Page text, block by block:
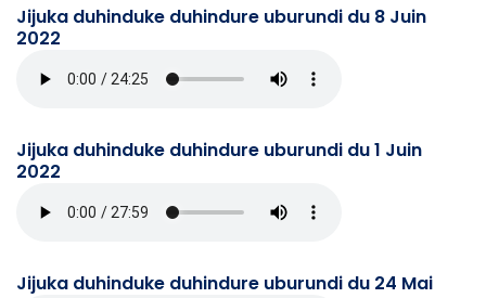
Jijuka duhinduke duhindure uburundi du 8 Juin
2022
Jijuka duhinduke duhindure uburundi du 1 Juin
2022
Jijuka duhinduke duhindure uburundi du 24 Mai